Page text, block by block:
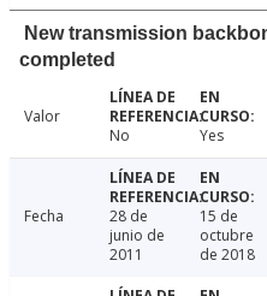
New transmission
completed
Valor
No
Yes
Fecha
28 de
junio de
2011
15 de
octubre
de 2018